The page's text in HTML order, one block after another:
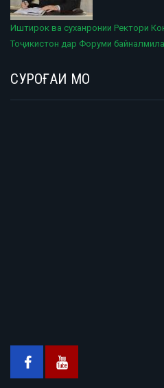
Иштирок ва суханронии Ректори
Тоҷикистон дар Форуми
СУРОҒАИ МО